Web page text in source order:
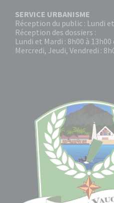
SERVICE URBANISME
Réception du public : Lundi
Réception des dossiers :
Lundi et Mardi : 8h00 à
Mercredi, Jeudi, Vendredi :